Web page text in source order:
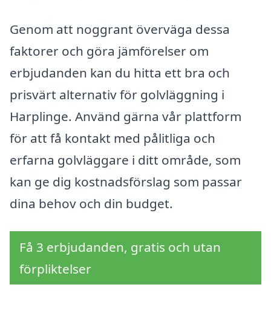
Genom att noggrant överväga dessa
faktorer och göra jämförelser om
erbjudanden kan du hitta ett bra och
prisvärt alternativ för golvläggning i
Harplinge. Använd gärna vår plattform
för att få kontakt med pålitliga och
erfarna golvläggare i ditt område, som
kan ge dig kostnadsförslag som passar
dina behov och din budget.
Få 3 erbjudanden, gratis och utan
förpliktelser